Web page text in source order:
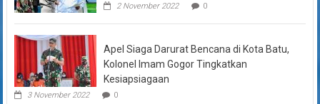
2 November 2022 0
Apel Siaga Darurat Bencana di Kota Batu,
Kolonel Imam Gogor Tingkatkan
Kesiapsiagaan
3 November 2022 0